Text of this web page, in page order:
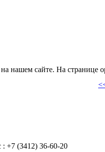
сайте. На странице
+7 (3412) 36-60-20